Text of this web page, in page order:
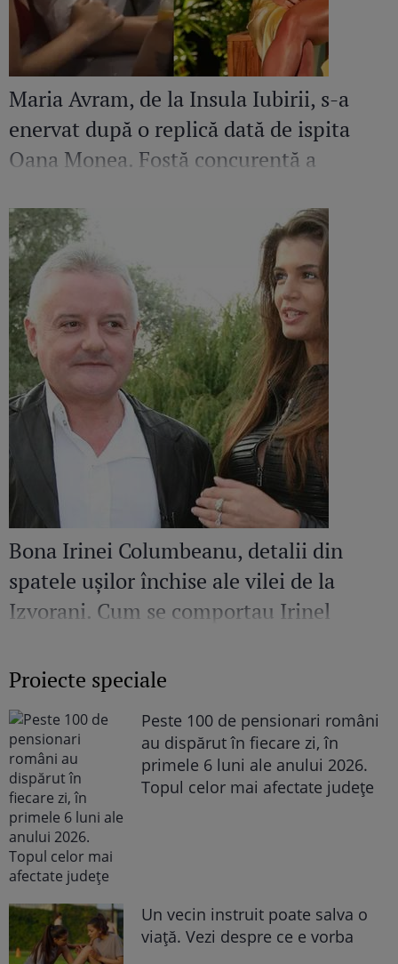
Maria Avram, de la Insula Iubirii, s-a
enervat după o replică dată de ispita
Oana Monea. Fostă concurentă a
Bona Irinei Columbeanu, detalii din
spatele ușilor închise ale vilei de la
Izvorani. Cum se comportau Irinel
erau în public
Proiecte speciale
Peste 100 de pensionari români
au dispărut în fiecare zi, în
primele 6 luni ale anului 2026.
Topul celor mai afectate județe
Un vecin instruit poate salva o
viață. Vezi despre ce e vorba